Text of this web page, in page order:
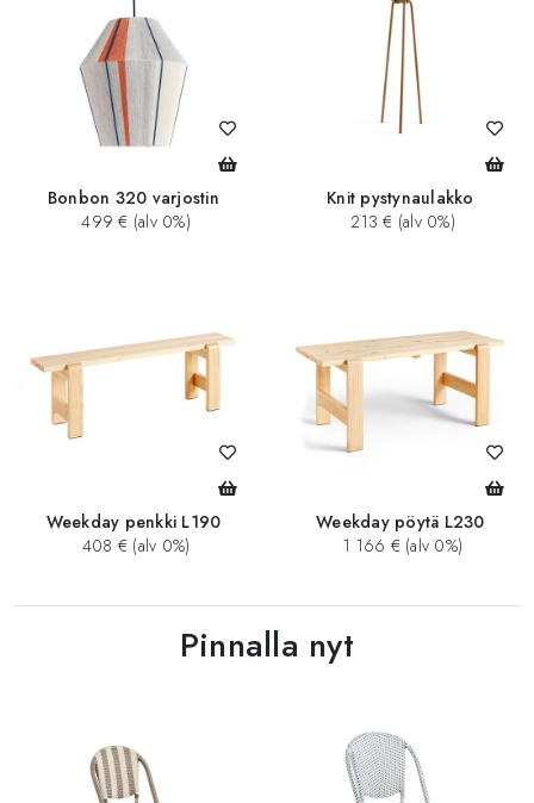
Bonbon 320 varjostin
499 € (alv 0%)
Knit pystynaulakko
213 € (alv 0%)
Weekday penkki L190
408 € (alv 0%)
Weekday pöytä L230
1 166 € (alv 0%)
Pinnalla nyt